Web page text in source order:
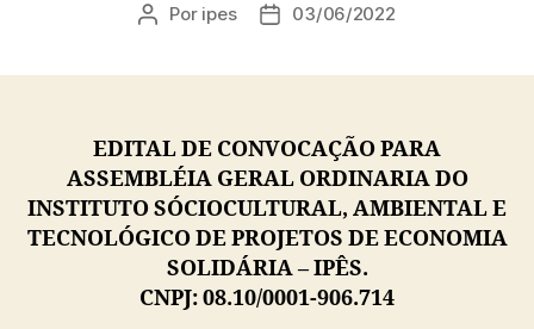
Autor
Por ipes
Data03/06/2022
EDITAL DE CONVOCAÇÃO PARA
ASSEMBLÉIA GERAL ORDINARIA DO
INSTITUTO SÓCIOCULTURAL, AMBIENTAL E
TECNOLÓGICO DE PROJETOS DE ECONOMIA
SOLIDÁRIA – IPÊS.
CNPJ: 08.10/0001-906.714